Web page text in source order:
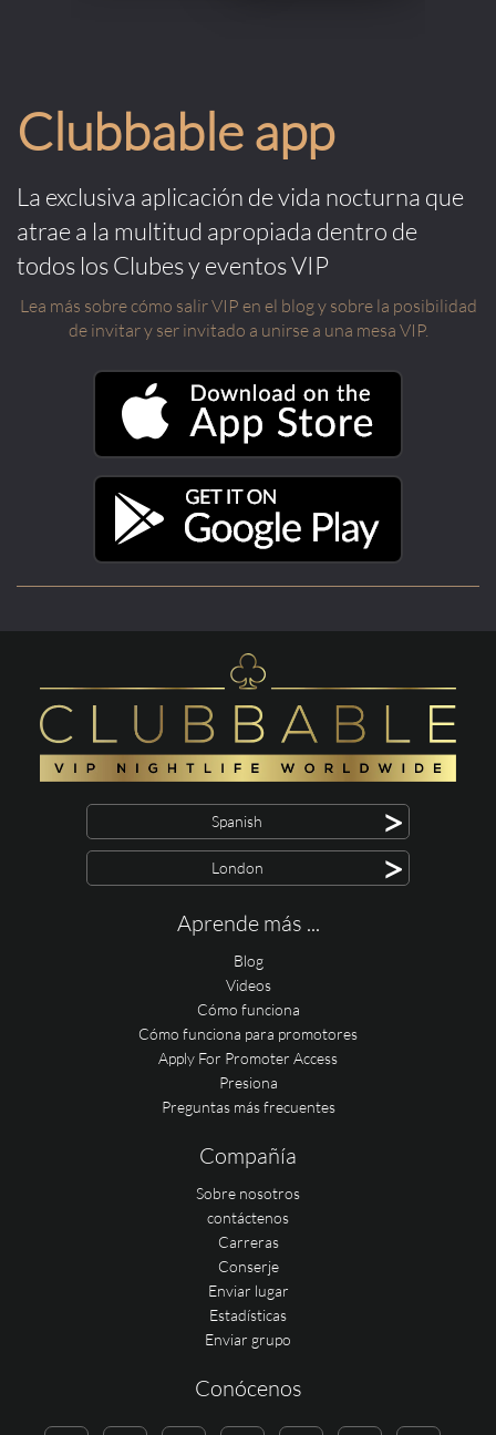
Clubbable app
La exclusiva aplicación de vida nocturna que
atrae a la multitud apropiada dentro de
todos los Clubes y eventos VIP
Lea más sobre cómo salir VIP en el blog y sobre la posibilidad
de invitar y ser invitado a unirse a una mesa VIP.
Spanish >
London >
Aprende más ...
Blog
Videos
Cómo funciona
Cómo funciona para promotores
Apply For Promoter Access
Presiona
Preguntas más frecuentes
Compañía
Sobre nosotros
contáctenos
Carreras
Conserje
Enviar lugar
Estadísticas
Enviar grupo
Conócenos